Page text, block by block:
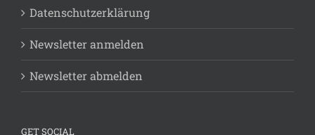
Datenschutzerklärung
Newsletter anmelden
Newsletter abmelden
GET SOCIAL